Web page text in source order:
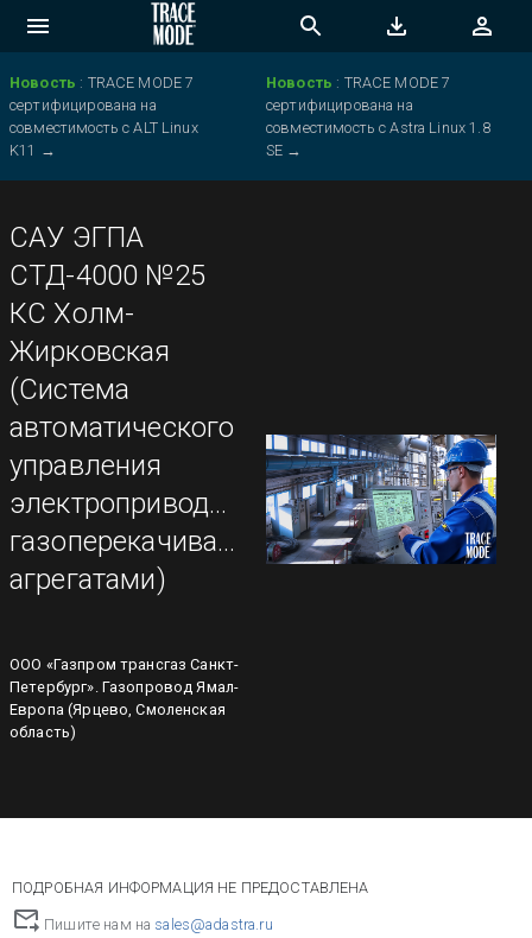
Новость : TRACE MODE 7
сертифицирована на
совместимость с ALT Linux
K11 →
Новость : TRACE MODE 7
сертифицирована на
совместимость с Astra Linux 1.8
SE →
САУ ЭГПА
СТД-4000 №25
КС Холм-
Жирковская
(Система
автоматического
управления
электроприводными
газоперекачивающими
агрегатами)
ООО «Газпром трансгаз Санкт-
Петербург». Газопровод Ямал-
Европа (Ярцево, Смоленская
область)
ПОДРОБНАЯ ИНФОРМАЦИЯ НЕ ПРЕДОСТАВЛЕНА
Пишите нам на sales@adastra.ru